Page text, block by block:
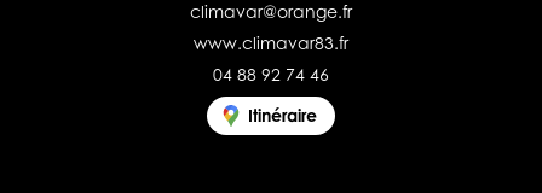
climavar@orange.fr
www.climavar83.fr
04 88 92 74 46
Itinéraire